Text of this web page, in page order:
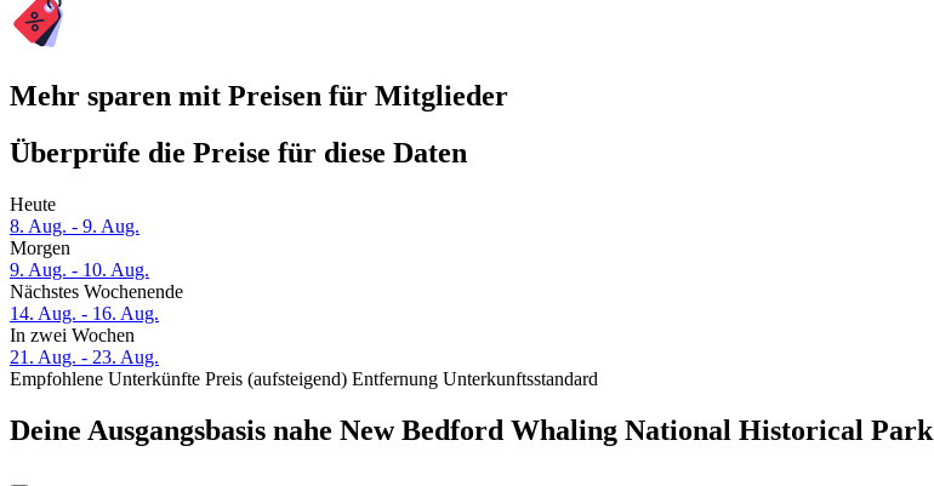
Mehr sparen mit Preisen für Mitglieder
Überprüfe die Preise für diese Daten
Heute
8. Aug. - 9. Aug.
Morgen
9. Aug. - 10. Aug.
Nächstes Wochenende
14. Aug. - 16. Aug.
In zwei Wochen
21. Aug. - 23. Aug.
Empfohlene Unterkünfte Preis (aufsteigend) Entfernung Unterkunftsstandard
Deine Ausgangsbasis nahe New Bedford Whaling National Historical Park